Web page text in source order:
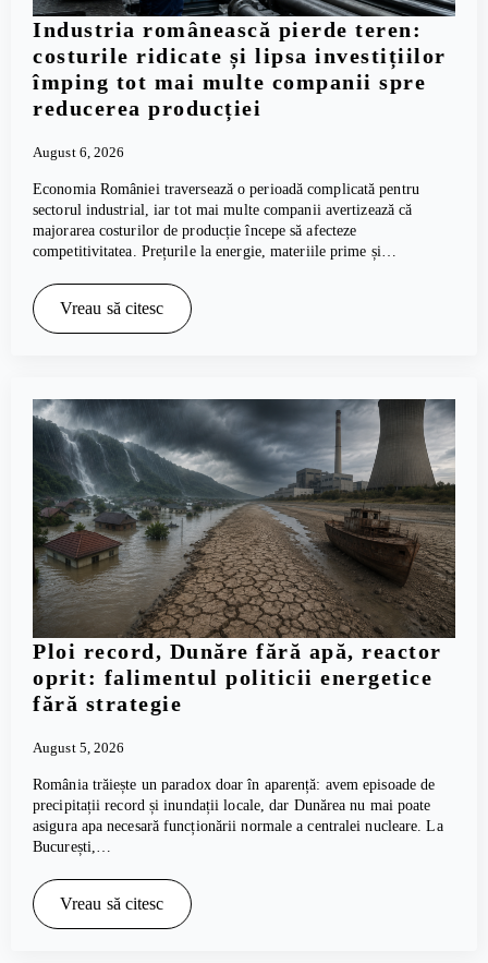
Industria românească pierde teren:
costurile ridicate și lipsa investițiilor
împing tot mai multe companii spre
reducerea producției
August 6, 2026
Economia României traversează o perioadă complicată pentru
sectorul industrial, iar tot mai multe companii avertizează că
majorarea costurilor de producție începe să afecteze
competitivitatea. Prețurile la energie, materiile prime și…
Vreau să citesc
Ploi record, Dunăre fără apă, reactor
oprit: falimentul politicii energetice
fără strategie
August 5, 2026
România trăiește un paradox doar în aparență: avem episoade de
precipitații record și inundații locale, dar Dunărea nu mai poate
asigura apa necesară funcționării normale a centralei nucleare. La
București,…
Vreau să citesc